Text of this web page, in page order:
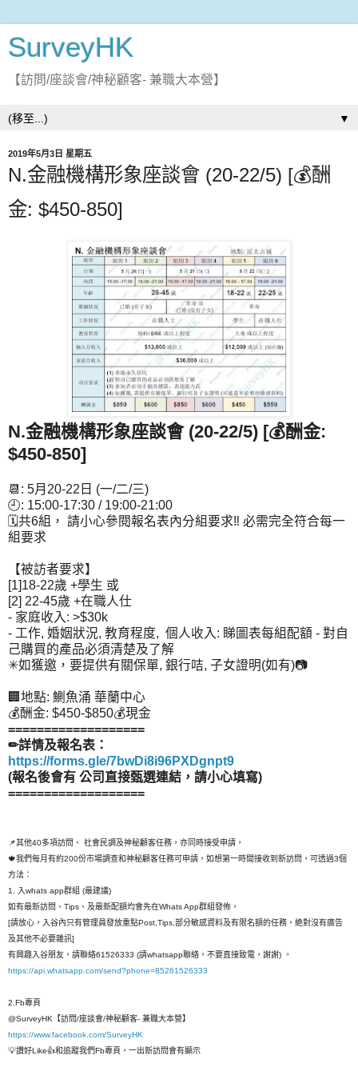
SurveyHK
【訪問/座談會/神秘顧客- 兼職大本營】
▼
2019年5月3日 星期五
N.金融機構形象座談會 (20-22/5) [💰酬
金: $450-850]
N.金融機構形象座談會 (20-22/5) [💰酬金:
$450-850]
📆: 5月20-22日 (一/二/三)
🕘: 15:00-17:30 / 19:00-21:00
🗓共6組， 請小心參閱報名表內分組要求‼ 必需完全符合每一
組要求
【被訪者要求】
[1]18-22歲 +學生 或
[2] 22-45歲 +在職人仕
- 家庭收入: >$30k
- 工作, 婚姻狀況, 教育程度, 個人收入: 睇圖表每組配額 - 對自
己購買的產品必須清楚及了解
✳如獲邀，要提供有關保單, 銀行咭, 子女證明(如有)📷
🏢地點: 鰂魚涌 華蘭中心
💰酬金: $450-$850💰現金
===================
✏詳情及報名表：
https://forms.gle/7bwDi8i96PXDgnpt9
(報名後會有 公司直接甄選連結，請小心填寫)
===================
📌其他40多項訪問、 社會民調及神秘顧客任務，亦同時接受申請，
🍁我們每月有約200份市場調查和神秘顧客任務可申請，如想第一時間接收到新訪問，可透過3個
方法：
1. 入whats app群組 (最建議)
如有最新訪問、Tips、及最新配額均會先在Whats App群組發佈，
[請放心，入谷內只有管理員發放重點Post,Tips,部分敏感資料及有限名額的任務，絶對沒有廣告
及其他不必要雜訊]
有興趣入谷朋友，請聯絡61526333 (請whatsapp聯絡，不要直接致電，謝謝) 。
https://api.whatsapp.com/send?phone=85261526333
2.Fb專頁
@SurveyHK【訪問/座談會/神秘顧客- 兼職大本營】
https://www.facebook.com/SurveyHK
💡讚好Like👍和追蹤我們Fb專頁，一出新訪問會有顯示